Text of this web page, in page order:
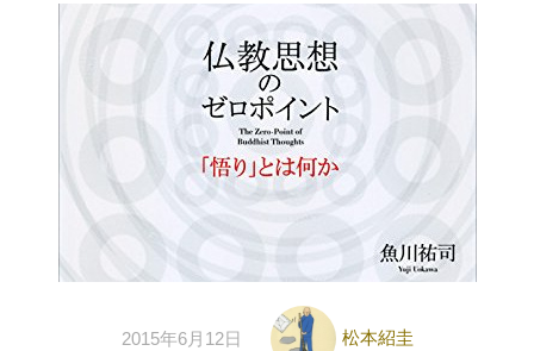
2015年6月12日 松本紹圭